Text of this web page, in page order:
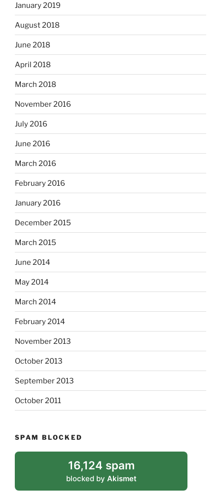
January 2019
August 2018
June 2018
April 2018
March 2018
November 2016
July 2016
June 2016
March 2016
February 2016
January 2016
December 2015
March 2015
June 2014
May 2014
March 2014
February 2014
November 2013
October 2013
September 2013
October 2011
SPAM BLOCKED
16,124 spam
blocked by Akismet